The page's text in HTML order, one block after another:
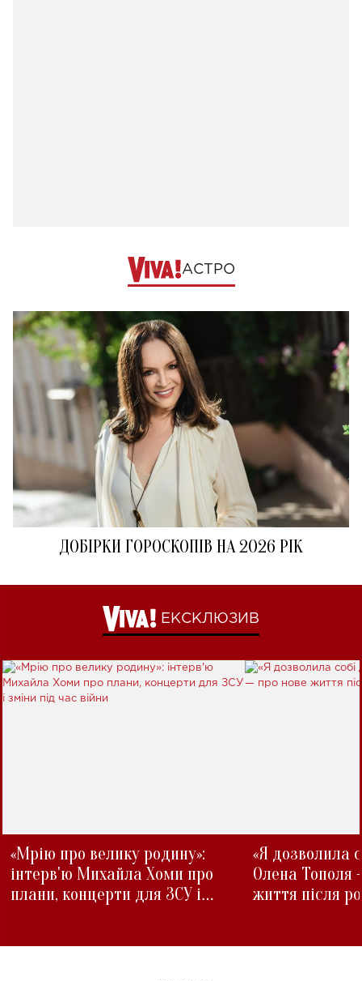
АСТРО
ДОБІРКИ ГОРОСКОПІВ НА 2026 РІК
ЕКСКЛЮЗИВ
«Мрію про велику родину»:
інтерв'ю Михайла Хоми про
плани, концерти для ЗСУ і
«Я дозволила
Олена Тополя
життя після